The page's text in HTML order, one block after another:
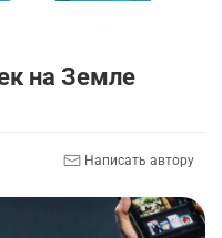
на Земле
Написать автору